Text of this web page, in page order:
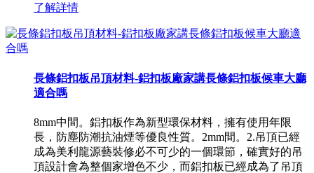
了解詳情
長條鋁扣板吊頂材料-鋁扣板廠家講長條鋁扣板候車大廳
適合嗎
8mm中間。鋁扣板作為新型環保材料，擁有使用年限
長，防塵防潮抗油煙等優良性質。2mm間。2.吊頂已經
成為美利龍源藝裝修必不可少的一個環節，確實好的吊
頂設計會為整個家增色不少，而鋁扣板已經成為了吊頂